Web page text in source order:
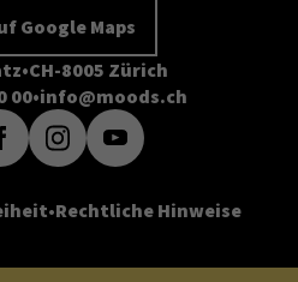
Google Maps
CH-8005 Zürich
00 info@moods.ch
Rechtliche Hinweise